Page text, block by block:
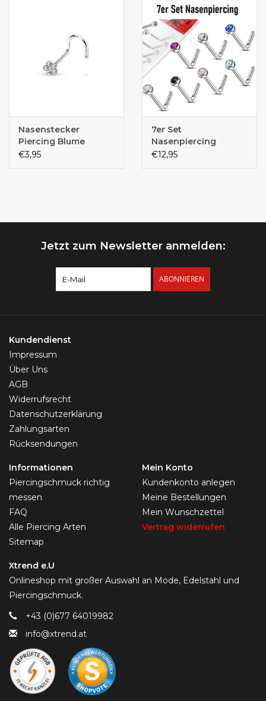
Nasenstecker
Piercing Blume
€3,95
7er Set
Nasenpiercing
€12,95
Jetzt zum Newsletter anmelden:
ABONNIEREN
Kundendienst
Impressum
Über Uns
AGB
Widerrufsrecht
Datenschutzerklärung
Zahlungsarten
Rücksendungen
Informationen
Piercingschmuck richtig
messen
FAQ
Alle Piercing Arten
Sitemap
Mein Konto
Kundenkonto anlegen
Meine Bestellungen
Mein Wunschzettel
Vertrag widerrufen
Xtrend e.U
Onlineshop mit großer Auswahl an Mode, Edelstahl und
Piercingschmuck.
+43 (0)677 64019982
info@xtrend.at